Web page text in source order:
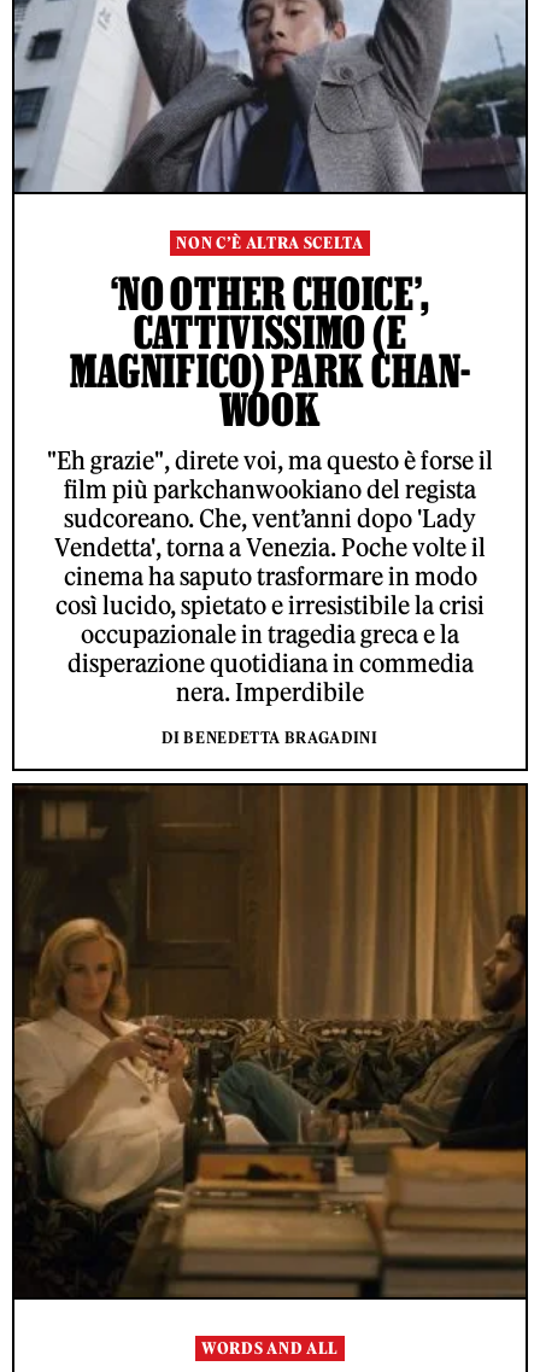
NON C’È ALTRA SCELTA
‘NO OTHER CHOICE’,
CATTIVISSIMO (E
MAGNIFICO) PARK CHAN-
WOOK
"Eh grazie", direte voi, ma questo è forse il
film più parkchanwookiano del regista
sudcoreano. Che, vent’anni dopo 'Lady
Vendetta', torna a Venezia. Poche volte il
cinema ha saputo trasformare in modo
così lucido, spietato e irresistibile la crisi
occupazionale in tragedia greca e la
disperazione quotidiana in commedia
nera. Imperdibile
DI BENEDETTA BRAGADINI
WORDS AND ALL